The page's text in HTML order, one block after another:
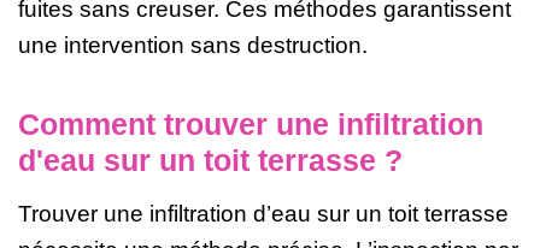
fuites sans creuser. Ces méthodes garantissent
une intervention sans destruction.
Comment trouver une infiltration
d'eau sur un toit terrasse ?
Trouver une infiltration d’eau sur un toit terrasse